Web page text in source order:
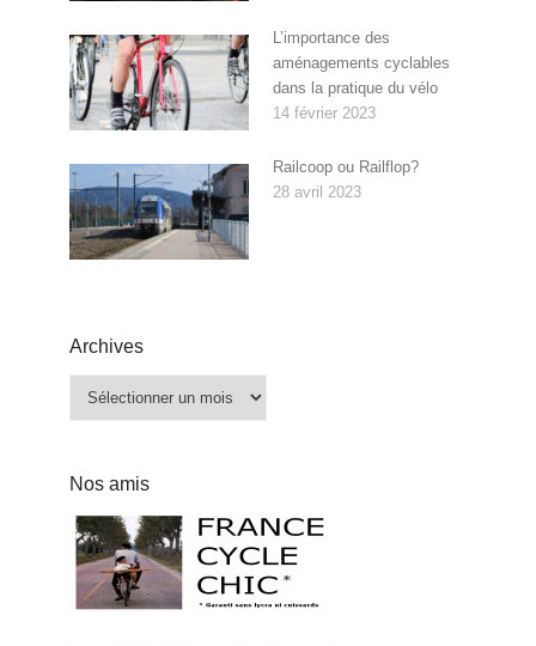
L’importance des
aménagements cyclables
dans la pratique du vélo
14 février 2023
Railcoop ou Railflop?
28 avril 2023
Archives
Archives
Nos amis